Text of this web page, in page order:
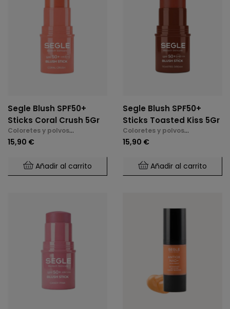
Segle Blush SPF50+
Sticks Coral Crush 5Gr
Coloretes y polvos
compactos
15,90 €
Añadir al carrito
Segle Blush SPF50+
Sticks Toasted Kiss 5Gr
Coloretes y polvos
compactos
15,90 €
Añadir al carrito